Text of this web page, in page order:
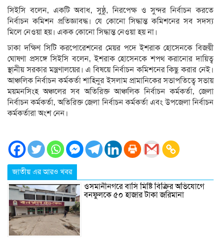
সিইসি বলেন, একটি অবাধ, সুষ্ঠু, নিরপেক্ষ ও সুন্দর নির্বাচন করতে
নির্বাচন কমিশন প্রতিজ্ঞাবদ্ধ। যে কোনো সিদ্ধান্ত কমিশনের সব সদস্য
মিলে নেওয়া হয়। একক কোনো সিদ্ধান্ত নেওয়া হয় না।
ঢাকা দক্ষিণ সিটি করপোরেশনের মেয়র পদে ইশরাক হোসেনকে বিজয়ী
ঘোষণা প্রসঙ্গে সিইসি বলেন, ইশরাক হোসেনকে শপথ করানোর দায়িত্ব
স্থানীয় সরকার মন্ত্রণালয়ের। এ বিষয়ে নির্বাচন কমিশনের কিছু করার নেই।
আঞ্চলিক নির্বাচন কর্মকর্তা শাহিনুর ইসলাম প্রামানিকের সভাপতিত্বে সভায়
ময়মনসিংহ অঞ্চলের সব অতিরিক্ত আঞ্চলিক নির্বাচন কর্মকর্তা, জেলা
নির্বাচন কর্মকর্তা, অতিরিক্ত জেলা নির্বাচন কর্মকর্তা এবং উপজেলা নির্বাচন
কর্মকর্তারা অংশ নেন।
জাতীয় এর আরও খবর
ওসমানীনগরে বাসি মিষ্টি বিক্রির অভিযোগে
বনফুলকে ৫০ হাজার টাকা জরিমানা